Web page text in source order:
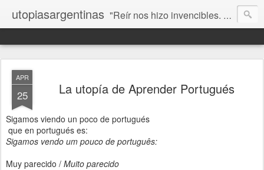
utopiasargentinas "Reír nos hizo invencibles. No como los que siempre ganan, sino como aquellos que no se rinden”. Frida Kahlo
APR
25 La utopía de Aprender Portugués
Sigamos viendo un poco de portugués
que en portugués es:
Sigamos vendo um pouco de português:
Muy parecido / Muito parecido